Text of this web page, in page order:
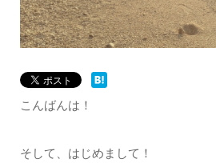
こんばんは！
そして、はじめまして！